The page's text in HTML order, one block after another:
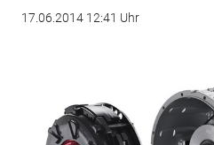
17.06.2014 12:41 Uhr